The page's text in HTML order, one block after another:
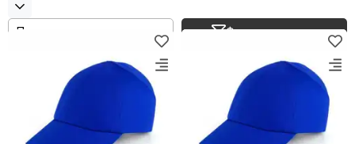
Фильтр товаров